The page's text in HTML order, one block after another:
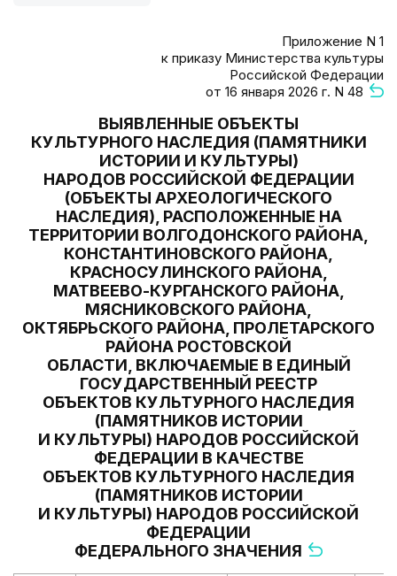
Приложение N 1
к приказу Министерства культуры
Российской Федерации
от 16 января 2026 г. N 48
ВЫЯВЛЕННЫЕ ОБЪЕКТЫ
КУЛЬТУРНОГО НАСЛЕДИЯ (ПАМЯТНИКИ
ИСТОРИИ И КУЛЬТУРЫ)
НАРОДОВ РОССИЙСКОЙ ФЕДЕРАЦИИ
(ОБЪЕКТЫ АРХЕОЛОГИЧЕСКОГО
НАСЛЕДИЯ), РАСПОЛОЖЕННЫЕ НА
ТЕРРИТОРИИ ВОЛГОДОНСКОГО РАЙОНА,
КОНСТАНТИНОВСКОГО РАЙОНА,
КРАСНОСУЛИНСКОГО РАЙОНА,
МАТВЕЕВО-КУРГАНСКОГО РАЙОНА,
МЯСНИКОВСКОГО РАЙОНА,
ОКТЯБРЬСКОГО РАЙОНА, ПРОЛЕТАРСКОГО
РАЙОНА РОСТОВСКОЙ
ОБЛАСТИ, ВКЛЮЧАЕМЫЕ В ЕДИНЫЙ
ГОСУДАРСТВЕННЫЙ РЕЕСТР
ОБЪЕКТОВ КУЛЬТУРНОГО НАСЛЕДИЯ
(ПАМЯТНИКОВ ИСТОРИИ
И КУЛЬТУРЫ) НАРОДОВ РОССИЙСКОЙ
ФЕДЕРАЦИИ В КАЧЕСТВЕ
ОБЪЕКТОВ КУЛЬТУРНОГО НАСЛЕДИЯ
(ПАМЯТНИКОВ ИСТОРИИ
И КУЛЬТУРЫ) НАРОДОВ РОССИЙСКОЙ
ФЕДЕРАЦИИ
ФЕДЕРАЛЬНОГО ЗНАЧЕНИЯ